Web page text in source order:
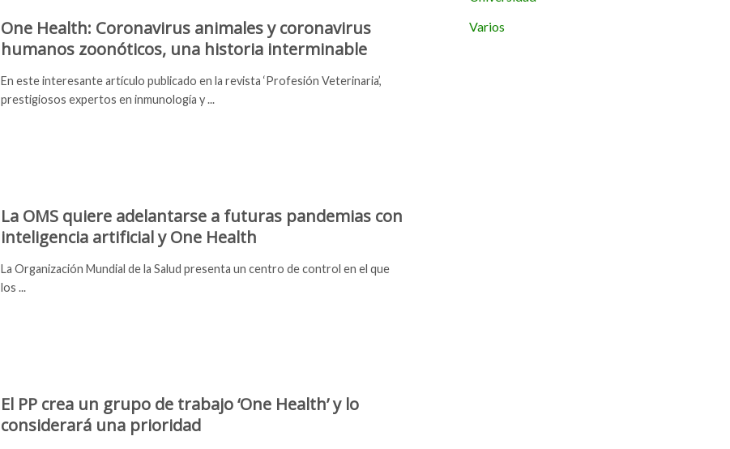
One Health: Coronavirus animales y coronavirus
humanos zoonóticos, una historia interminable
En este interesante artículo publicado en la revista ‘Profesión Veterinaria’,
prestigiosos expertos en inmunología y ...
La OMS quiere adelantarse a futuras pandemias con
inteligencia artificial y One Health
La Organización Mundial de la Salud presenta un centro de control en el que
los ...
El PP crea un grupo de trabajo ‘One Health’ y lo
considerará una prioridad
Varios